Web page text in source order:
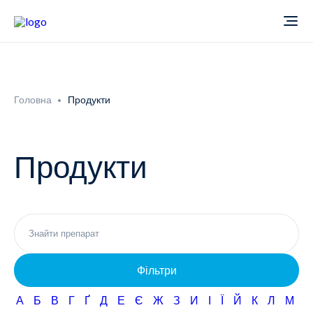
Новини
Неврологія
Фармаконагляд
Кар'єра
Головна Продукти
Продукти
Фільтри
А Б В Г Ґ Д Е Є Ж З И І Ї Й К Л М